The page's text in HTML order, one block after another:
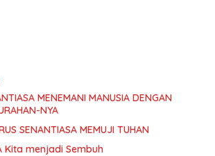
MENEMANI MANUSIA DENGAN
NYA
SENANTIASA MEMUJI TUHAN
Kita menjadi Sembuh